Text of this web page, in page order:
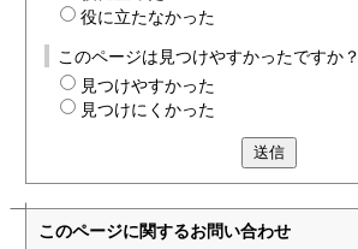
役に立たなかった
このページは見つけやすかったですか？
見つけやすかった
見つけにくかった
送信
このページに関するお問い合わせ